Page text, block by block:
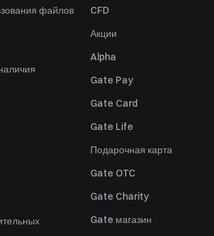
файлов
CFD
Акции
Alpha
Gate Pay
Gate Card
Gate Life
Подарочная карта
Gate OTC
Gate Charity
Gate магазин